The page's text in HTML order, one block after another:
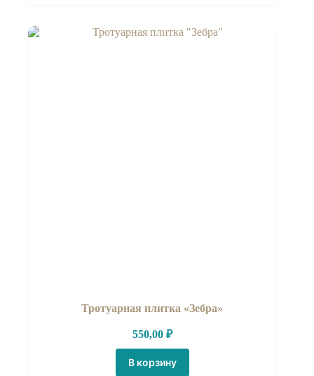
Тротуарная плитка «Зебра»
550,00 ₽
В корзину